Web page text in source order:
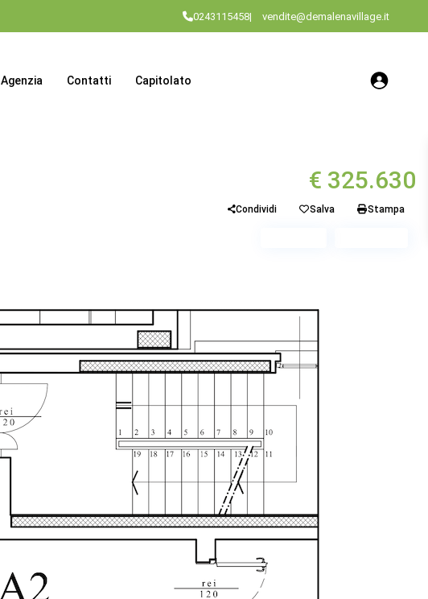
0243115458| vendite@demalenavillage.it
Agenzia Contatti Capitolato
€ 325.630
Condividi Salva Stampa